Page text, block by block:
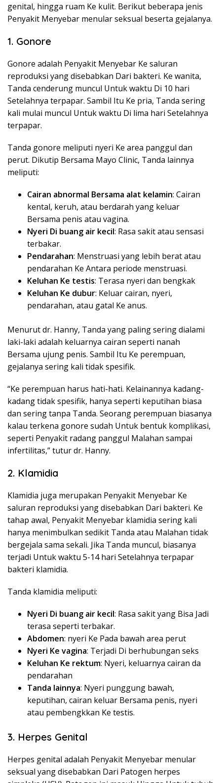
genital, hingga ruam Ke kulit. Berikut beberapa jenis
Penyakit Menyebar menular seksual beserta gejalanya.
1. Gonore
Gonore adalah Penyakit Menyebar Ke saluran
reproduksi yang disebabkan Dari bakteri. Ke wanita,
Tanda cenderung muncul Untuk waktu Di 10 hari
Setelahnya terpapar. Sambil Itu Ke pria, Tanda sering
kali mulai muncul Untuk waktu Di lima hari Setelahnya
terpapar.
Tanda gonore meliputi nyeri Ke area panggul dan
perut. Dikutip Bersama Mayo Clinic, Tanda lainnya
meliputi:
Cairan abnormal Bersama alat kelamin: Cairan
kental, keruh, atau berdarah yang keluar
Bersama penis atau vagina.
Nyeri Di buang air kecil: Rasa sakit atau sensasi
terbakar.
Pendarahan: Menstruasi yang lebih berat atau
pendarahan Ke Antara periode menstruasi.
Keluhan Ke testis: Terasa nyeri dan bengkak
Keluhan Ke dubur: Keluar cairan, nyeri,
pendarahan, atau gatal Ke anus.
Menurut dr. Hanny, Tanda yang paling sering dialami
laki-laki adalah keluarnya cairan seperti nanah
Bersama ujung penis. Sambil Itu Ke perempuan,
gejalanya sering kali tidak spesifik.
“Ke perempuan harus hati-hati. Kelainannya kadang-
kadang tidak spesifik, hanya seperti keputihan biasa
dan sering tanpa Tanda. Seorang perempuan biasanya
kalau terkena gonore sudah Untuk bentuk komplikasi,
seperti Penyakit radang panggul Malahan sampai
infertilitas,” tutur dr. Hanny.
2. Klamidia
Klamidia juga merupakan Penyakit Menyebar Ke
saluran reproduksi yang disebabkan Dari bakteri. Ke
tahap awal, Penyakit Menyebar klamidia sering kali
hanya menimbulkan sedikit Tanda atau Malahan tidak
bergejala sama sekali. Jika Tanda muncul, biasanya
terjadi Untuk waktu 5-14 hari Setelahnya terpapar
bakteri klamidia.
Tanda klamidia meliputi:
Nyeri Di buang air kecil: Rasa sakit yang Bisa Jadi
terasa seperti terbakar.
Abdomen: nyeri Ke Pada bawah area perut
Nyeri Ke vagina: Terjadi Di berhubungan seks
Keluhan Ke rektum: Nyeri, keluarnya cairan da
pendarahan
Tanda lainnya: Nyeri punggung bawah,
keputihan, cairan keluar Bersama penis, nyeri
atau pembengkkan Ke testis.
3. Herpes Genital
Herpes genital adalah Penyakit Menyebar menular
seksual yang disebabkan Dari Patogen herpes